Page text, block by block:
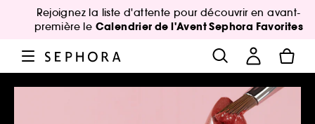
Rejoignez la liste d'attente pour découvrir en avant-
première le Calendrier de l'Avent Sephora Favorites